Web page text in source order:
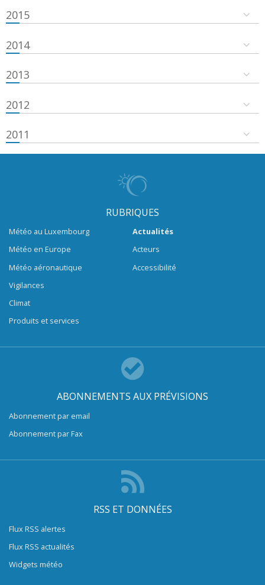
2015
2014
2013
2012
2011
RUBRIQUES
Météo au Luxembourg
Météo en Europe
Météo aéronautique
Vigilances
Climat
Produits et services
Actualités
Acteurs
Accessibilité
ABONNEMENTS AUX PRÉVISIONS
Abonnement par email
Abonnement par Fax
RSS ET DONNÉES
Flux RSS alertes
Flux RSS actualités
Widgets météo